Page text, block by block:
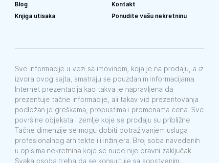
Blog
Kontakt
Knjiga utisaka
Ponudite vašu nekretninu
Sve informacije u vezi sa imovinom, koja je na prodaju, a iz
izvora ovog sajta, smatraju se pouzdanim informacijama.
Internet prezentacija kao takva je napravljena da
prezentuje tačne informacije, ali takav vid prezentovanja
podložan je greškama, propustima i promenama cena. Sve
površine objekata i zemlje koje se prodaju su približne.
Tačne dimenzije se mogu dobiti potraživanjem usluga
profesionalnog arhitekte ili inžinjera. Broj soba navedenih
u opisima nekretnina koje se nude nije pravni zaključak.
Svaka osoba treba da se konsultuje sa sopstvenim